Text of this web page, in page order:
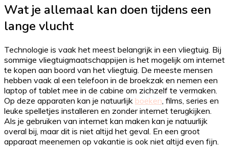
Wat je allemaal kan doen tijdens een
lange vlucht
Technologie is vaak het meest belangrijk in een vliegtuig. Bij
sommige vliegtuigmaatschappijen is het mogelijk om internet
te kopen aan boord van het vliegtuig. De meeste mensen
hebben vaak al een telefoon in de broekzak en nemen een
laptop of tablet mee in de cabine om zichzelf te vermaken.
Op deze apparaten kan je natuurlijk boeken , films, series en
leuke spelletjes installeren en zonder internet terugkijken.
Als je gebruiken van internet kan maken kan je natuurlijk
overal bij, maar dit is niet altijd het geval. En een groot
apparaat meenemen op vakantie is ook niet altijd even fijn.